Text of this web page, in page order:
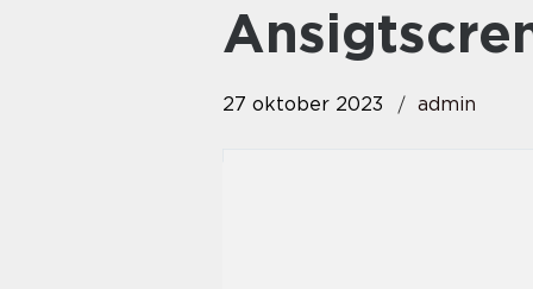
27 oktober 2023 admin